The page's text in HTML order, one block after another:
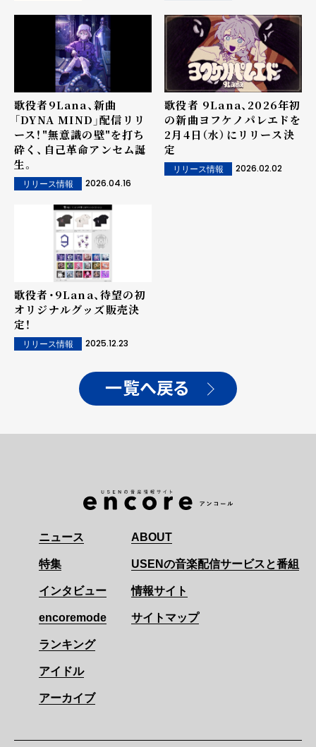
歌役者9Lana、新曲
「DYNA MIND」配信リリ
ース！"無意識の壁"を打ち
砕く、自己革命アンセム誕
生。
リリース情報 2026.04.16
歌役者 9Lana、2026年初
の新曲ヨフケノパレエドを
2月4日（水）にリリース決
定
リリース情報 2026.02.02
歌役者・9Lana、待望の初
オリジナルグッズ販売決
定！
リリース情報 2025.12.23
一覧へ戻る
ニュース
特集
インタビュー
encoremode
ランキング
アイドル
アーカイブ
ABOUT
USENの音楽配信サービスと番組
情報サイト
サイトマップ